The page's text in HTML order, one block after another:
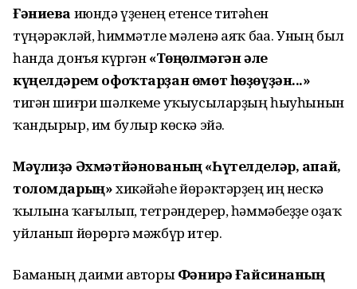
Ғәниева июндә үҙенең етенсе тиҫтәһен
түңәрәкләй, һиммәтле мәленә аяҡ баҫа. Уның был
һанда донъя күргән«Төңөлмәгән әле
күңелдәрем офоҡтарҙан өмөт һөҙөүҙән...»
тигән шиғри шәлкеме уҡыусыларҙың һыуһынын
ҡандырыр, им булыр көскә эйә.
Мәүлиҙә Әхмәтйәнованың«Һүтелделәр, апай,
толомдарың»хикәйәһе йөрәктәрҙең иң нескә
ҡылына ҡағылып, тетрәндерер, һәммәбеҙҙе оҙаҡ
уйланып йөрөргә мәжбүр итер.
Баҫманың даими авторыФәнирә Ғайсинаның